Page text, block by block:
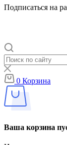
Подписаться на
0 Корзина
Ваша корзина